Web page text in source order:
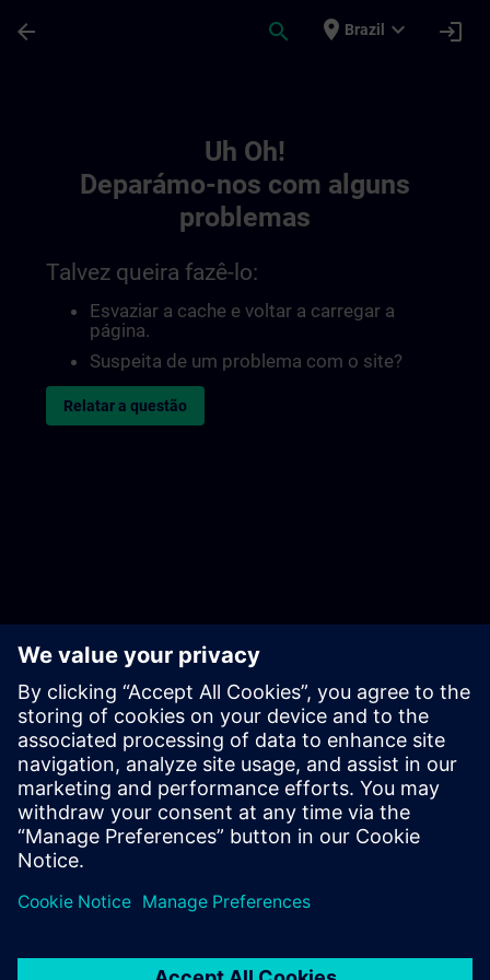
arrow_back search place Brazil expand_more login
Uh Oh!
Deparámo-nos com alguns
problemas
Talvez queira fazê-lo:
Esvaziar a cache e voltar a carregar a
página.
Suspeita de um problema com o site?
Relatar a questão